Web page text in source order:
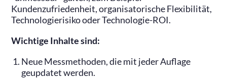
Kundenzufriedenheit, organisatorische Flexibilität,
Technologierisiko oder Technologie-ROI.
Wichtige Inhalte sind:
Neue Messmethoden, die mit jeder Auflage
geupdatet werden.